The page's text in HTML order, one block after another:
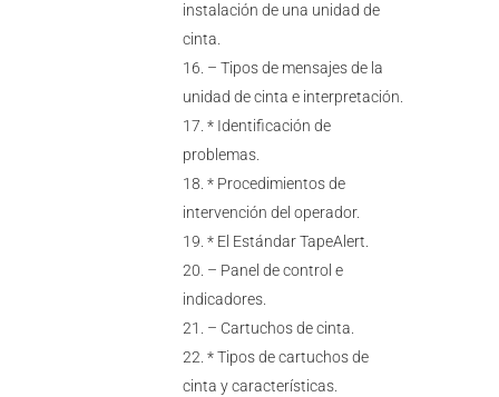
instalación de una unidad de
cinta.
– Tipos de mensajes de la
unidad de cinta e interpretación.
* Identificación de
problemas.
* Procedimientos de
intervención del operador.
* El Estándar TapeAlert.
– Panel de control e
indicadores.
– Cartuchos de cinta.
* Tipos de cartuchos de
cinta y características.